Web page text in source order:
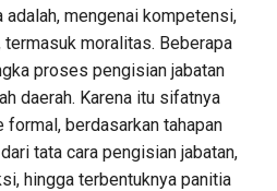
adalah, mengenai kompetensi,
moralitas. Beberapa
proses pengisian jabatan
daerah. Karena itu sifatnya
formal, berdasarkan tahapan
tata cara pengisian jabatan,
hingga terbentuknya panitia